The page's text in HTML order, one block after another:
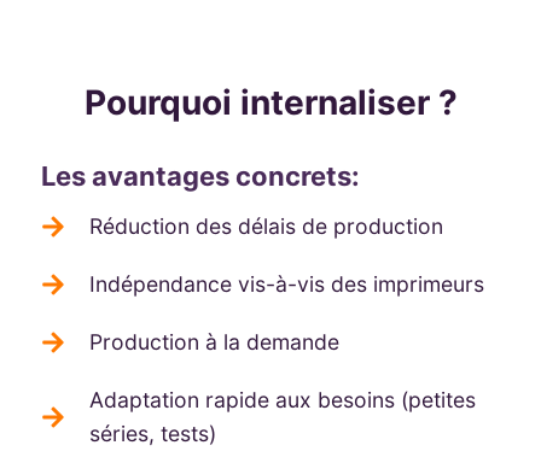
Pourquoi internaliser ?
Les avantages concrets:
Réduction des délais de production
Indépendance vis-à-vis des imprimeurs
Production à la demande
Adaptation rapide aux besoins (petites
séries, tests)